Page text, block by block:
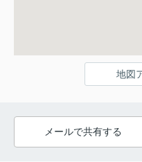
地図
メールで共有する